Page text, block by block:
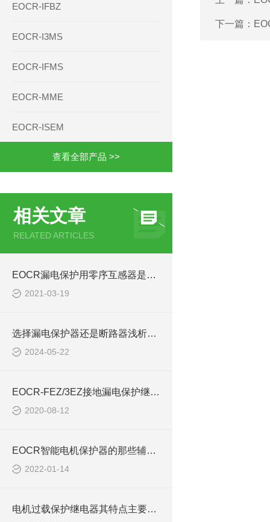
EOCR-IFBZ
EOCR-I3MS
EOCR-IFMS
EOCR-MME
EOCR-ISEM
查看全部产品 >>
相关文章
RELATED ARTICLES
EOCR漏电保护用零序互感器是否需要穿入N相
2021-03-19
选择漏电保护器还是断路器浅析EOCR-FEZ
2024-05-22
EOCR-FEZ/3EZ接地漏电保护继电器（装箱资料）
2020-08-12
EOCR智能电机保护器的那些辅助功能
2022-01-14
电机过载保护继电器其特点主要包括以下几个方面
下一篇：